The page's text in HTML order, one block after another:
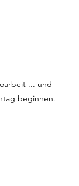
... und
beginnen.